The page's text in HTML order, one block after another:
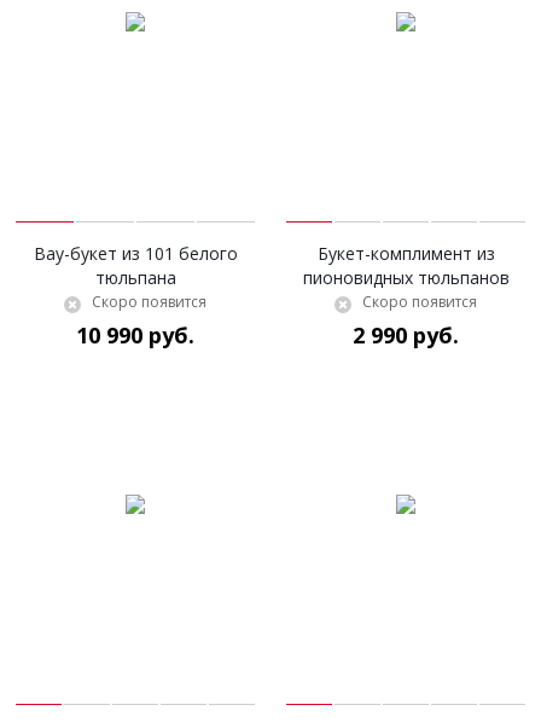
Вау-букет из 101 белого
тюльпана
Скоро появится
10 990 руб.
Букет-комплимент из
пионовидных тюльпанов
Скоро появится
2 990 руб.